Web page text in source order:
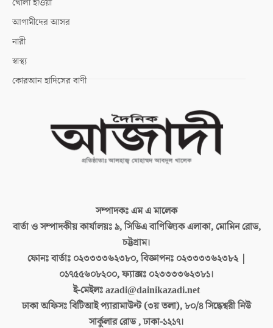
খোলা হাওয়া
আগামীদের আসর
নারী
স্বাস্থ্য
কোরআন হাদিসের বাণী
সম্পাদকঃএম এ মালেক
বার্তা ও সম্পাদকীয় কার্যালয়ঃ৯, সিডিএ বাণিজ্যিক এলাকা, মোমিন রোড,
চট্টগ্রাম।
ফোনঃ বার্তাঃ ০২৩৩৩৩৬২৩৮০, বিজ্ঞাপনঃ ০২৩৩৩৩৬২৩৮২ |
০১৭৫৫৬০৮২০০, ফ্যাক্সঃ ০২৩৩৩৩৬২৩৮১।
ই-মেইলঃazadi@dainikazadi.net
ঢাকা অফিসঃবিটিআই প্যারামাউন্ট (৩য় তলা), ৮০/৪ সিদ্ধেশ্বরী নিউ
সার্কুলার রোড , ঢাকা-১২১৭।